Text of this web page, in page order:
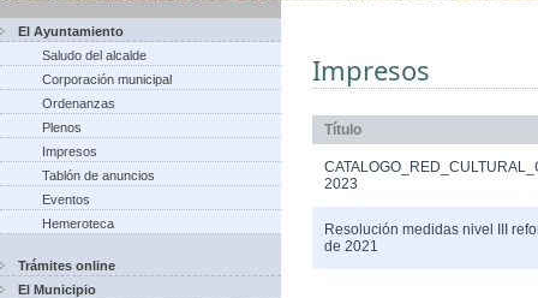
El Ayuntamiento
Saludo del alcalde
Corporación municipal
Ordenanzas
Plenos
Impresos
Tablón de anuncios
Eventos
Hemeroteca
Trámites online
El Municipio
Impresos
Título
2023
Resolución medidas nivel III
de 2021